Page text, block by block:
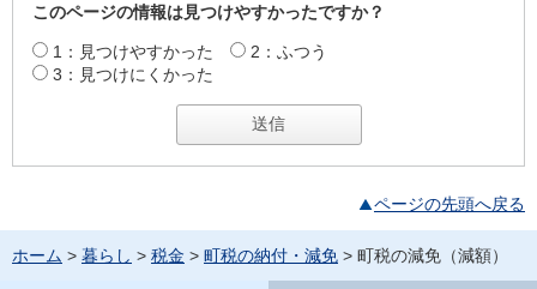
このページの情報は見つけやすかったですか？
1：見つけやすかった
2：ふつう
3：見つけにくかった
ページの先頭へ戻る
ホーム > 暮らし > 税金 > 町税の納付・減免 > 町税の減免（減額）